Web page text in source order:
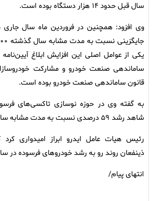
سال قبل حدود ۱۴ هزار دستگاه بوده است.
وی افزود: همچنین در فروردین ماه سال
ساماندهی صنعت خودرو و مشارکت
قانون ساماندهی صنعت خودرو بوده است.
به گفته وی در حوزه نوسازی تاکسی‌های
شاهد رشد ۵۹ درصدی نسبت به مدت مشابه سال گذشته بودیم.
رئیس هیات عامل ایدرو ابراز امیدواری
ذینفعان روند رو به رشد خودروهای فرسوده در
انتهای پیام/